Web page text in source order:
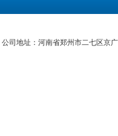
公司地址：河南省郑州市二七区京